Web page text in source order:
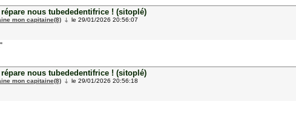
répare nous tubededentifrice ! (sitoplé)
mon capitaine(8) le 29/01/2026 20:56:07
répare nous tubededentifrice ! (sitoplé)
mon capitaine(8) le 29/01/2026 20:56:18